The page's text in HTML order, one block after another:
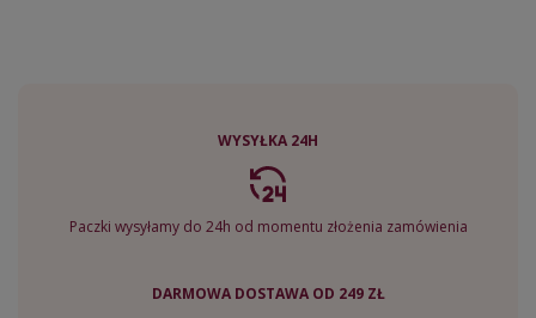
WYSYŁKA 24H
Paczki wysyłamy do 24h od momentu złożenia zamówienia
DARMOWA DOSTAWA OD 249 ZŁ